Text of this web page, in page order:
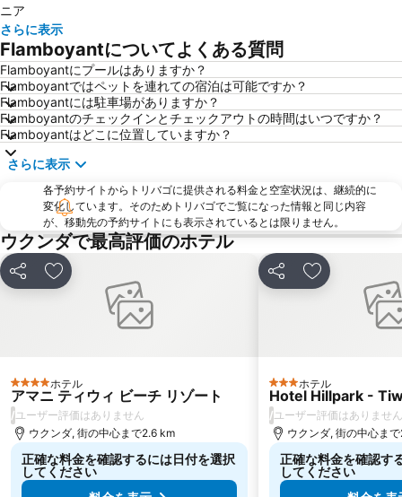
ニア
さらに表示
Flamboyantについてよくある質問
Flamboyantにプールはありますか？
Flamboyantではペットを連れての宿泊は可能ですか？
Flamboyantには駐車場がありますか？
Flamboyantのチェックインとチェックアウトの時間はいつですか？
Flamboyantはどこに位置していますか？
さらに表示
各予約サイトからトリバゴに提供される料金と空室状況は、継続的に
変化しています。そのためトリバゴでご覧になった情報と同じ内容
が、移動先の予約サイトにも表示されているとは限りません。
ウクンダで最高評価のホテル
シェア お気に入りに追加
4 ホテルのランク
ホテル
アマニ ティウィ ビーチ リゾート
/ユーザー評価はありません
ウクンダ, 街の中心まで2.6 km
正確な料金を確認するには日付を選択
してください
シェア お気に入りに
3 ホテルのランク
ホテル
Hotel Hillpark -
/ユーザー評価はありません
ウクンダ, 街の中心ま
正確な料金を確認す
してください